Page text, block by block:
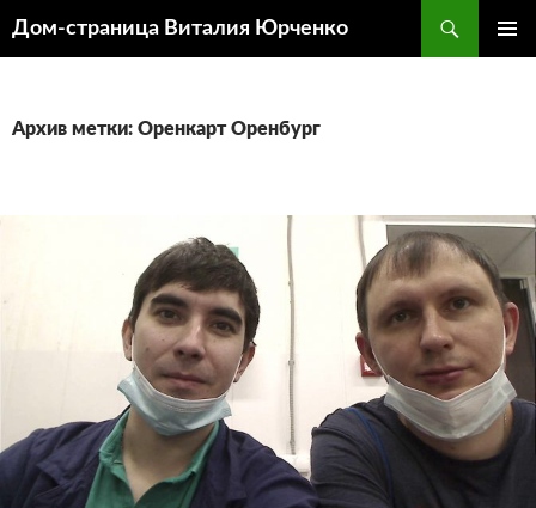
Дом-страница Виталия Юрченко
Архив метки: Оренкарт Оренбург